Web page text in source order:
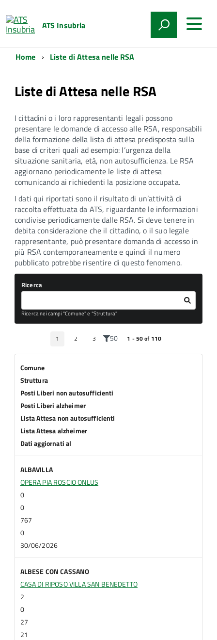
ATS Insubria
Home Liste di Attesa nelle RSA
Liste di Attesa nelle RSA
I cittadini o i loro rappresentanti legali possono
presentare le domande di accesso alle RSA, responsabili
della formazione della lista di attesa predisposta sulla
base di criteri quali ad esempio: l’urgenza della
situazione sanitaria, età, non autosufficienza. Le RSA
aggiornano periodicamente le liste di attesa
comunicando ai richiedenti la posizione occupata.
I dati qui riportati sono il risultato di un’attività di
raccolta effettuata da ATS, riguardante le informazioni
condivise periodicamente dalle RSA. Si deve tenere in
debita considerazione che il cittadino, o il suo legale
rappresentante, può presentare domanda di accesso in
più RSA contemporaneamente e quindi il numero
pubblicato potrebbe risentire di questo fenomeno.
Ricerca
Ricerca nei campi "Comune" e "Struttura"
1 2 3 50 1 - 50 of 110
Comune
Struttura
Posti Liberi non autosufficienti
Posti Liberi alzheimer
Lista Attesa non autosufficienti
Lista Attesa alzheimer
Dati aggiornati al
ALBAVILLA
OPERA PIA ROSCIO ONLUS
0
0
767
0
30/06/2026
ALBESE CON CASSANO
CASA DI RIPOSO VILLA SAN BENEDETTO
2
0
27
21